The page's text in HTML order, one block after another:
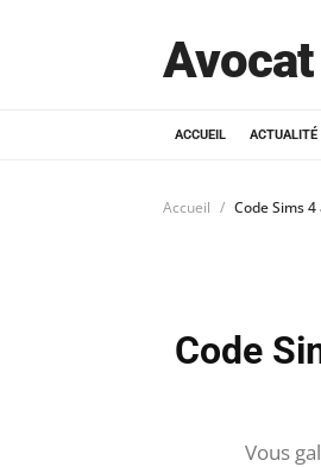
ACCUEIL ACTUALITÉ
Accueil Code Sims
Code
Vous